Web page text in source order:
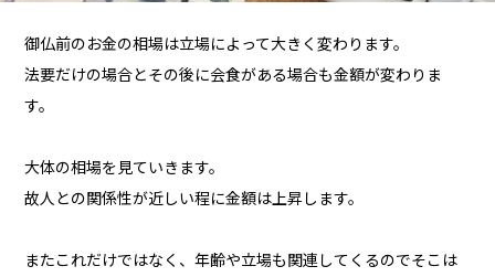
御仏前のお金の相場は立場によって大きく変わります。
法要だけの場合とその後に会食がある場合も金額が変わりま
す。
大体の相場を見ていきます。
故人との関係性が近しい程に金額は上昇します。
またこれだけではなく、年齢や立場も関連してくるのでそこは